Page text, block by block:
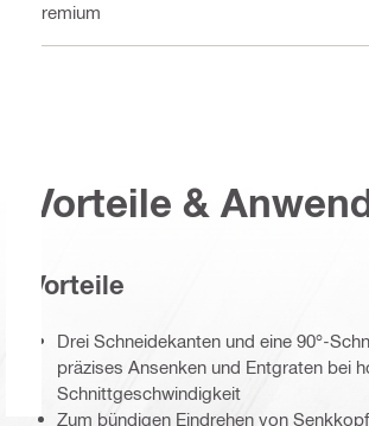
Premium
Vorteile &
Vorteile
Drei Schneidekanten und eine 90°-
präzises Ansenken und Entgraten bei
Schnittgeschwindigkeit
Zum bündigen Eindrehen von